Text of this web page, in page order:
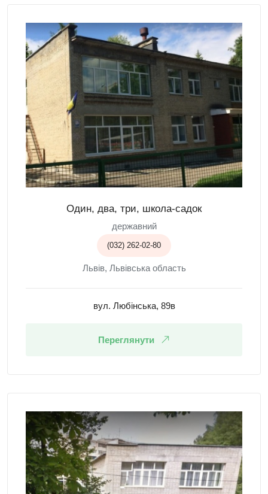
Один, два, три, школа-садок
державний
(032) 262-02-80
Львів, Львівська область
вул. Любінська, 89в
Переглянути